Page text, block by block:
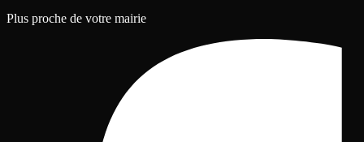
Plus proche de votre mairie